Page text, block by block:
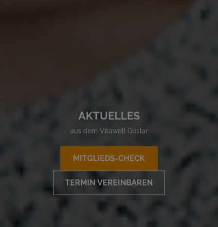
AKTUELLES
aus dem Vitawell Goslar
MITGLIEDS-CHECK
TERMIN VEREINBAREN